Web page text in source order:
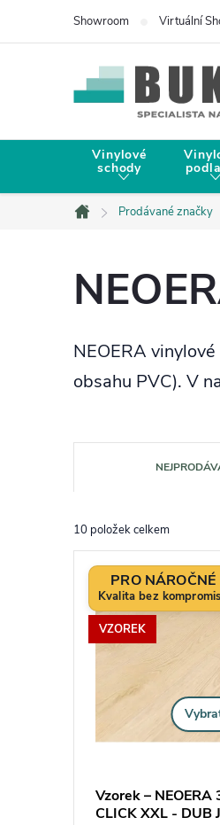
Showroom Virtuální
Vinylové
schody
Domů
Prodávané značky
NEOERA
obsahu PVC). V
Řazení
10 položek celkem
Výpis
PRO NÁROČNÉ
VZOREK
Vzorek – NEOERA
CLICK XXL - DUB